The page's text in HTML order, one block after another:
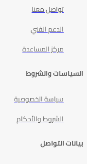
تواصل معنا
الدعم الفني
مركز المساعدة
السياسات والشروط
سياسة الخصوصية
الشروط والأحكام
بيانات التواصل